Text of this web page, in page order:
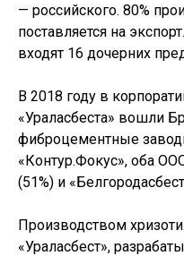
— российского. 80%
поставляется на
входят 16 дочерних
В 2018 году в
«Ураласбеста» вошли
фиброцементные
«Контур.Фокус», оба
(51%) и
Производством
«Ураласбест»,